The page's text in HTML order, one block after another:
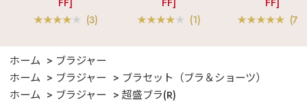
(3)
ツ 綿混 上下セット
(1)
ホーム
ブラジャー
ホーム
ブラジャー
ブラセット（ブラ＆ショーツ）
ホーム
ブラジャー
超盛ブラ(R)